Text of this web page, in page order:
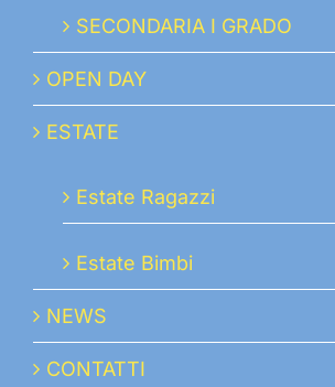
SECONDARIA I GRADO
OPEN DAY
ESTATE
Estate Ragazzi
Estate Bimbi
NEWS
CONTATTI